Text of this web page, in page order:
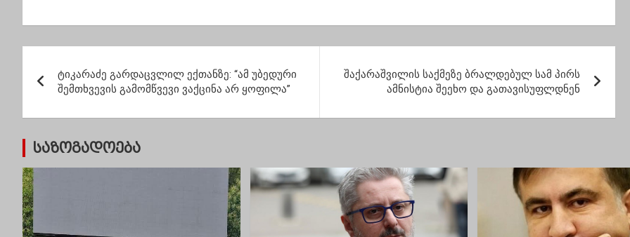
ო
ს
ტ
ი
ს
ტიკარაძე გარდაცვლილ ექთანზე: “ამ უბედური
შემთხვევის გამომწვევი ვაქცინა არ ყოფილა”
შაქარაშვილის საქმეზე ბრალდებულ სამ პირს
ამნისტია შეეხო და გათავისუფლდნენ
საზოგადოება